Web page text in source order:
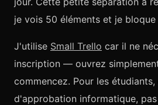
je vois 50 éléments et je bloque
J'utilise Small Trello car il ne
inscription — ouvrez
commencez. Pour les
d'approbation informatique,